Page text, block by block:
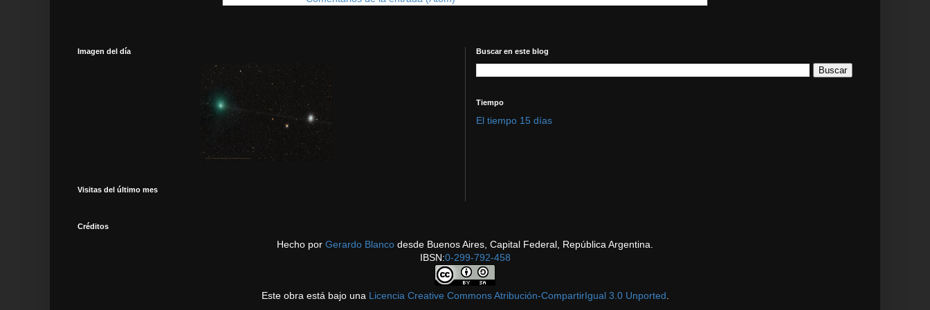
Imagen del día
Visitas del último mes
Buscar en este blog
Tiempo
El tiempo 15 días
Créditos
Hecho por Gerardo Blanco desde Buenos Aires, Capital Federal, República Argentina.
IBSN:0-299-792-458
Este obra está bajo una Licencia Creative Commons Atribución-CompartirIgual 3.0 Unported